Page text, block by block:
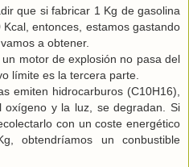
que si fabricar 1 Kg de gasolina
entonces, estamos gastando
a obtener.
motor de explosión no pasa del
límite es la tercera parte.
emiten hidrocarburos (C10H16),
oxígeno y la luz, se degradan. Si
con un coste energético
obtendríamos un conbustible